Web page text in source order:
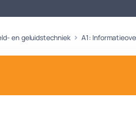
en geluidstechniek A1: